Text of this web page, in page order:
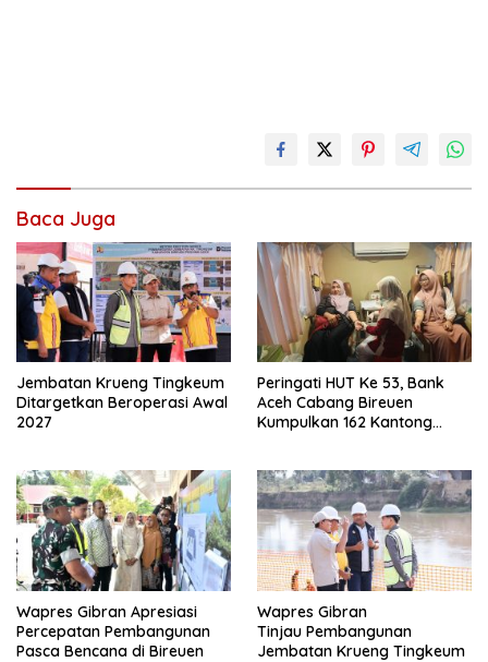
Baca Juga
Jembatan Krueng Tingkeum
Ditargetkan Beroperasi Awal
2027
Peringati HUT Ke 53, Bank
Aceh Cabang Bireuen
Kumpulkan 162 Kantong
Wapres Gibran Apresiasi
Percepatan Pembangunan
Pasca Bencana di Bireuen
Wapres Gibran
Tinjau Pembangunan
Jembatan Krueng Tingkeum